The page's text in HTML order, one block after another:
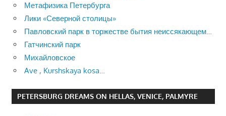
Метафизика Петербурга
Лики «Северной столицы»
Павловский парк в торжестве бытия неиссякающем…
Гатчинский парк
Михайловское
Ave , Kurshskaya kosa…
PETERSBURG DREAMS ON HELLAS, VENICE, PALMYRE